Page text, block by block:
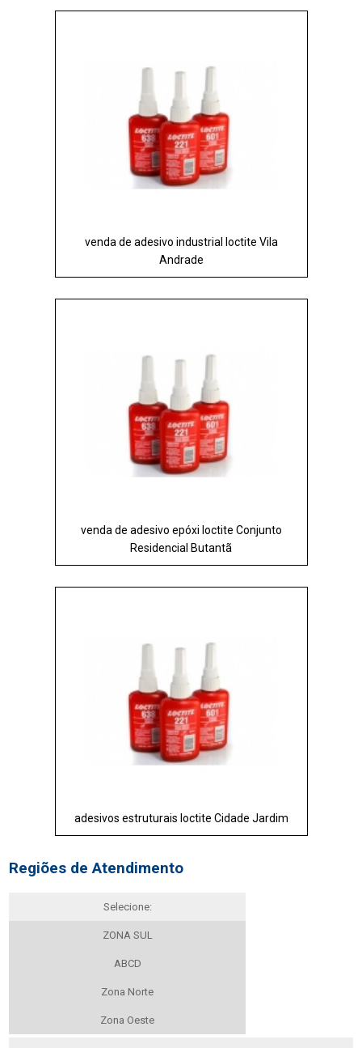
venda de adesivo industrial loctite Vila
Andrade
venda de adesivo epóxi loctite Conjunto
Residencial Butantã
adesivos estruturais loctite Cidade Jardim
Regiões de Atendimento
Selecione:
ZONA SUL
ABCD
Zona Norte
Zona Oeste